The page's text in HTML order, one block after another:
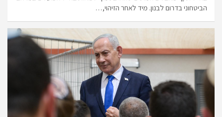
הביטחוני בדרום לבנון. מיד לאחר הזיהוי,…